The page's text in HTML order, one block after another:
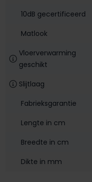
10dB gecertificeerd
Matlook
Vloerverwarming
geschikt
Slijtlaag
Fabrieksgarantie
Lengte in cm
Breedte in cm
Dikte in mm